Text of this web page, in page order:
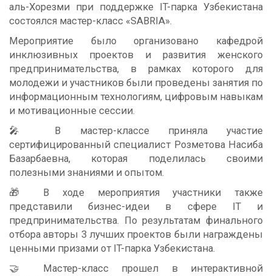
аль-Хорезми при поддержке IT-парка Узбекистана
состоялся мастер-класс «SABRIA».
Мероприятие было организовано кафедрой
инклюзивных проектов и развития женского
предпринимательства, в рамках которого для
молодежи и участников были проведены занятия по
информационным технологиям, цифровым навыкам
и мотивационные сессии.
🎤 В мастер-классе приняла участие
сертифицированный специалист Розметова Насиба
Базарбаевна, которая поделилась своими
полезными знаниями и опытом.
🎁 В ходе мероприятия участники также
представили бизнес-идеи в сфере IT и
предпринимательства. По результатам финального
отбора авторы 3 лучших проектов были награждены
ценными призами от IT-парка Узбекистана.
🤝 Мастер-класс прошел в интерактивной